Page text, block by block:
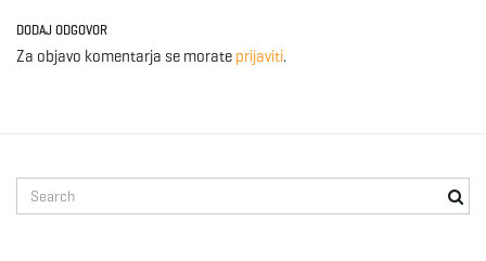
DODAJ ODGOVOR
Za objavo komentarja se morate prijaviti.
e